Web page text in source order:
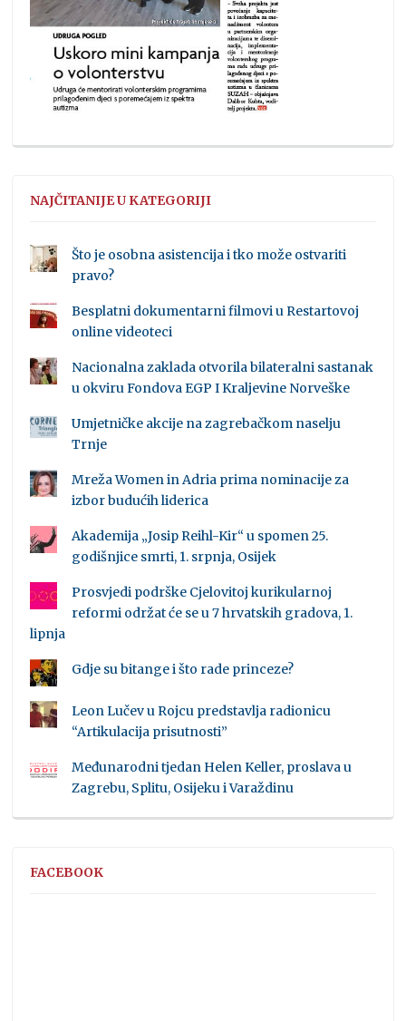
NAJČITANIJE U KATEGORIJI
Što je osobna asistencija i tko može ostvariti
pravo?
Besplatni dokumentarni filmovi u Restartovoj
online videoteci
Nacionalna zaklada otvorila bilateralni sastanak
u okviru Fondova EGP I Kraljevine Norveške
Umjetničke akcije na zagrebačkom naselju
Trnje
Mreža Women in Adria prima nominacije za
izbor budućih liderica
Akademija „Josip Reihl-Kir“ u spomen 25.
godišnjice smrti, 1. srpnja, Osijek
Prosvjedi podrške Cjelovitoj kurikularnoj
reformi održat će se u 7 hrvatskih gradova, 1.
lipnja
Gdje su bitange i što rade princeze?
Leon Lučev u Rojcu predstavlja radionicu
“Artikulacija prisutnosti”
Međunarodni tjedan Helen Keller, proslava u
Zagrebu, Splitu, Osijeku i Varaždinu
FACEBOOK